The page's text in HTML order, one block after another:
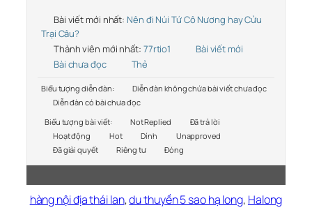
Bài viết mới nhất: Nên đi Núi Tứ Cô Nương hay Cửu
Trại Câu?
Thành viên mới nhất: 77rtio1
Bài viết mới
Bài chưa đọc
Thẻ
Biểu tượng diễn đàn:
Diễn đàn không chứa bài viết chưa đọc
Diễn đàn có bài chưa đọc
Biểu tượng bài viết:
Not Replied
Đã trả lời
Hoạt động
Hot Dính
Unapproved
Đã giải quyết
Riêng tư Đóng
hàng nội địa thái lan,du thuyền 5 sao hạ long, Halong